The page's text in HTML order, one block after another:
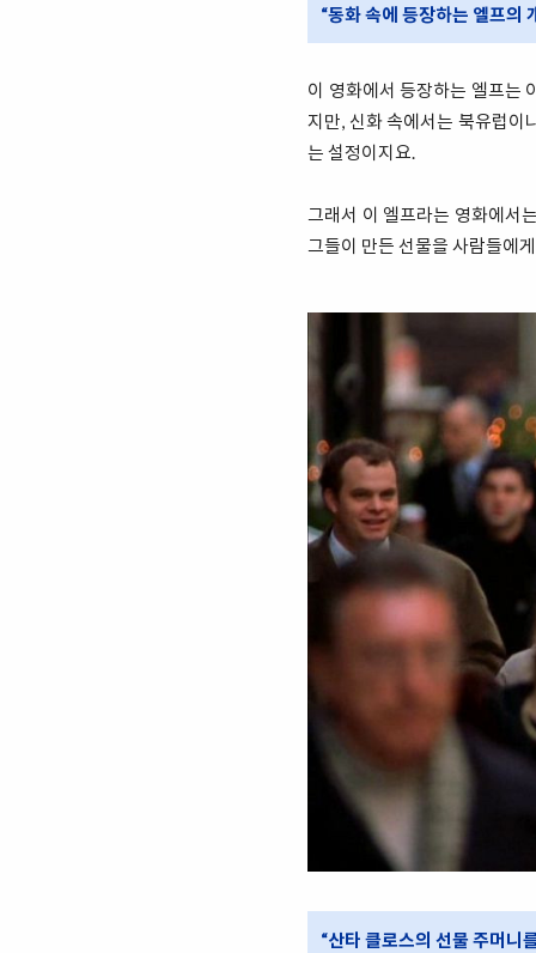
“동화 속에 등장하는 엘프의
이 영화에서 등장하는 엘프는
지만, 신화 속에서는 북유럽이
는 설정이지요.
그래서 이 엘프라는 영화에서
그들이 만든 선물을 사람들에
“산타 클로스의 선물 주머니